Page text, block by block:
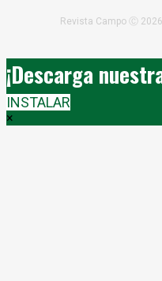
Revista Campo Ⓒ
¡Descarga
INSTALAR
×